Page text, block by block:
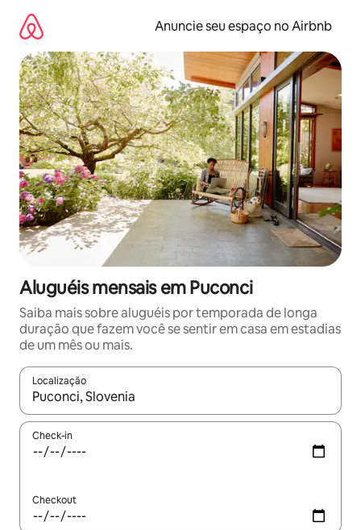
para
conteúdo
Anuncie seu espaço no Airbnb
Aluguéis mensais em Puconci
Saiba mais sobre aluguéis por temporada de longa
duração que fazem você se sentir em casa em estadias
de um mês ou mais.
Localização
Quando os resultados estiverem disponíveis, explore-os
Check-in
Checkout